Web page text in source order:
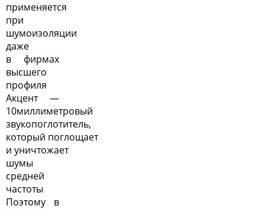
применяется
при
шумоизоляции
даже
в фирмах
высшего
профиля
Акцент —
10миллиметровый
звукопоглотитель,
который поглощает
и уничтожает
шумы
средней
частоты
Поэтому в